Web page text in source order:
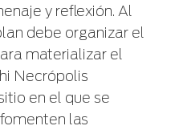
y reflexión. Al
debe organizar el
materializar el
Necrópolis
en el que se
las